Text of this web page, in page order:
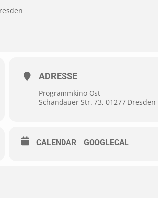
ADRESSE
Programmkino Ost
Schandauer Str. 73, 01277 Dresden
CALENDAR GOOGLECAL